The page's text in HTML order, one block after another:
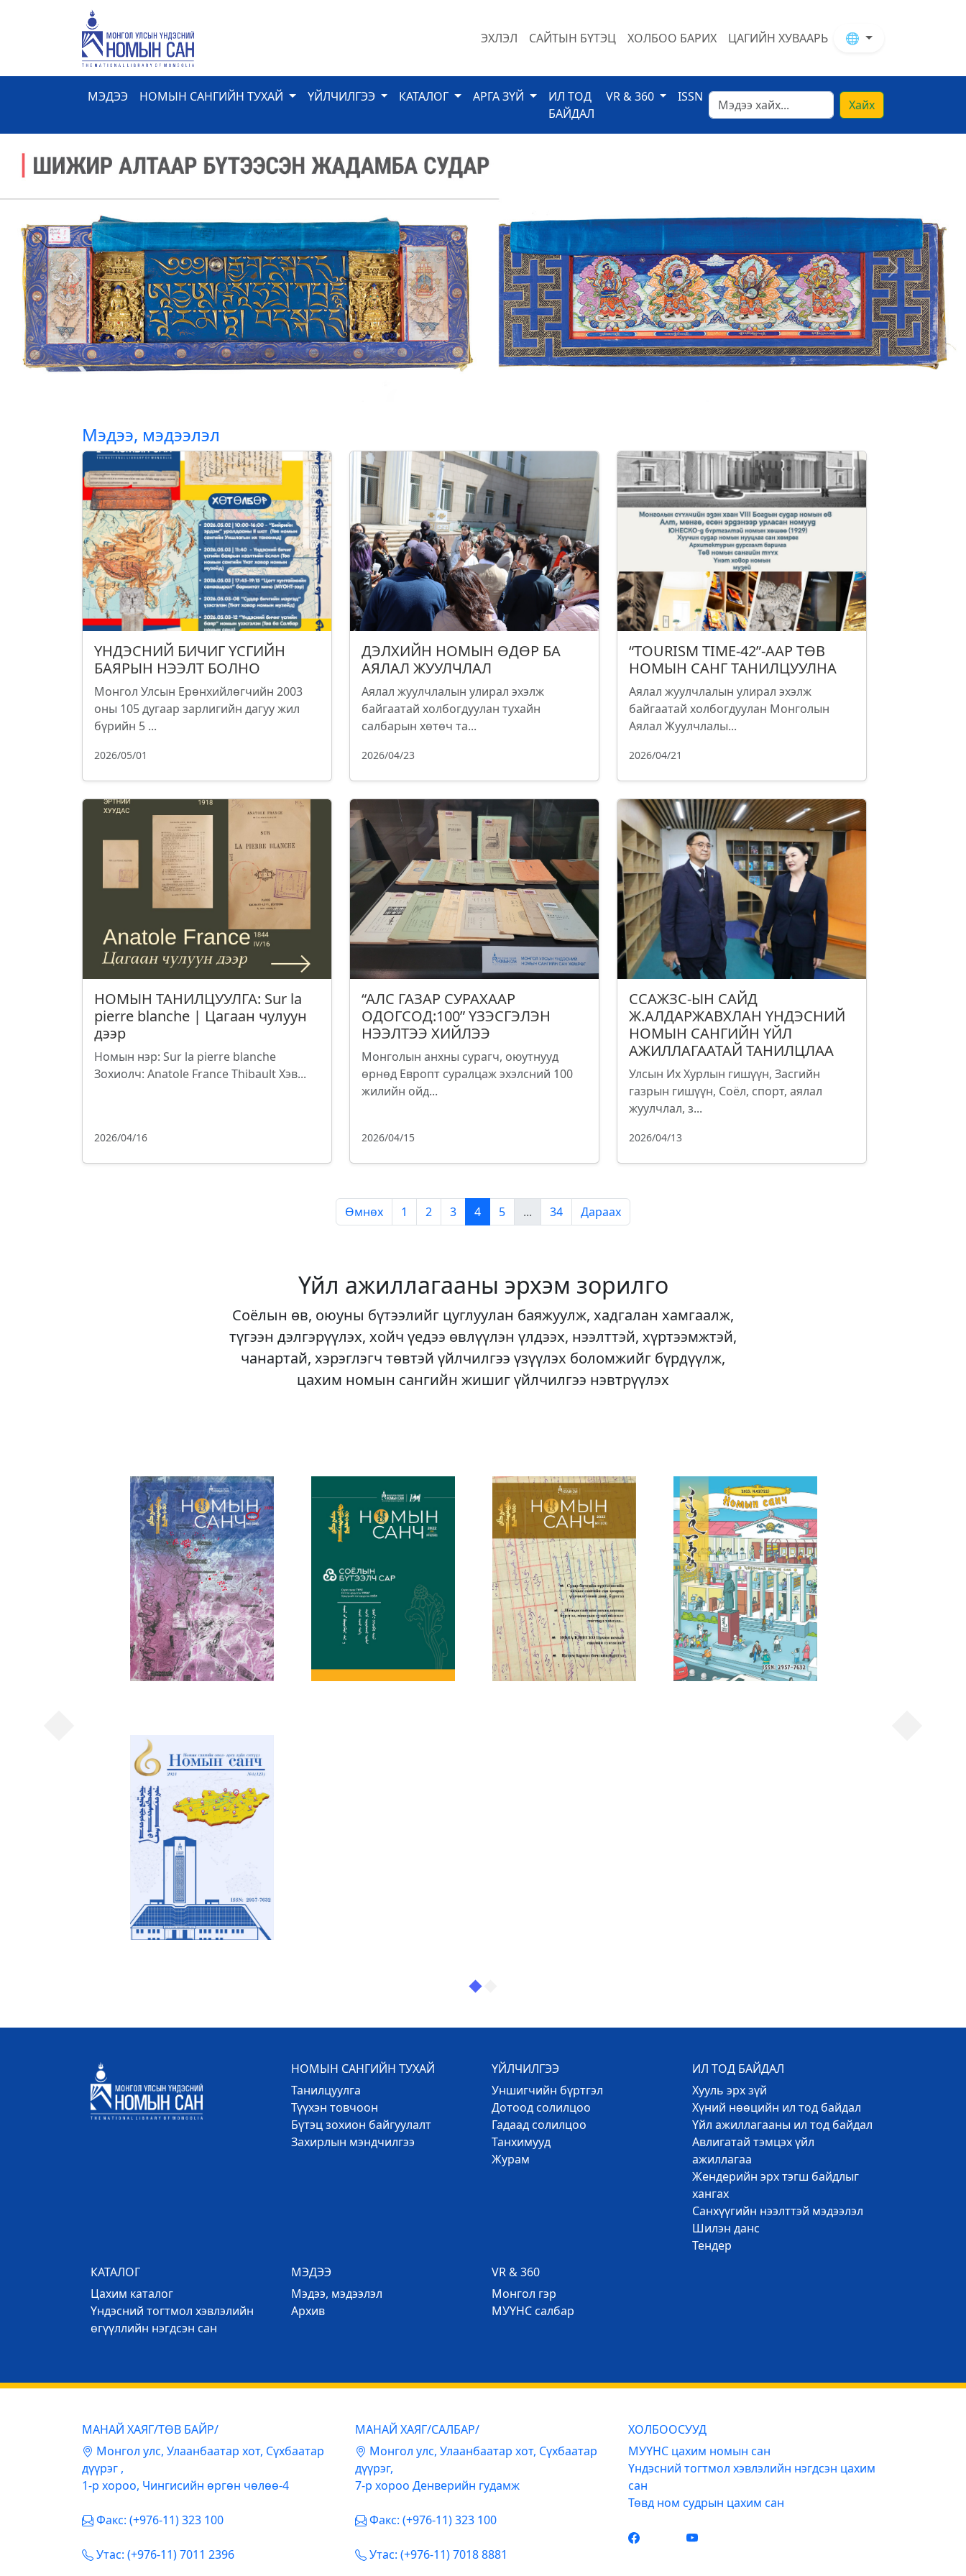
ЭХЛЭЛ САЙТЫН БҮТЭЦ ХОЛБОО БАРИХ ЦАГИЙН ХУВААРЬ 🌐
МЭДЭЭ НОМЫН САНГИЙН ТУХАЙ ҮЙЛЧИЛГЭЭ КАТАЛОГ АРГА ЗҮЙ
ИЛ ТОД
БАЙДАЛ
VR & 360 ISSN
Хайх
Previous Next
Мэдээ, мэдээлэл
ҮНДЭСНИЙ БИЧИГ ҮСГИЙН
БАЯРЫН НЭЭЛТ БОЛНО
Монгол Улсын Ерөнхийлөгчийн 2003
оны 105 дугаар зарлигийн дагуу жил
бүрийн 5 ...
2026/05/01
ДЭЛХИЙН НОМЫН ӨДӨР БА
АЯЛАЛ ЖУУЛЧЛАЛ
Аялал жуулчлалын улирал эхэлж
байгаатай холбогдуулан тухайн
салбарын хөтөч та...
2026/04/23
“TOURISM TIME-42”-ААР ТӨВ
НОМЫН САНГ ТАНИЛЦУУЛНА
Аялал жуулчлалын улирал эхэлж
байгаатай холбогдуулан Монголын
Аялал Жуулчлалы...
2026/04/21
НОМЫН ТАНИЛЦУУЛГА: Sur la
pierre blanche | Цагаан чулуун
дээр
Номын нэр: Sur la pierre blanche
Зохиолч: Anatole France Thibault Хэв...
2026/04/16
“АЛС ГАЗАР СУРАХААР
ОДОГСОД:100” ҮЗЭСГЭЛЭН
НЭЭЛТЭЭ ХИЙЛЭЭ
Монголын анхны сурагч, оюутнууд
өрнөд Европт суралцаж эхэлсний 100
жилийн ойд...
2026/04/15
ССАЖЗС-ЫН САЙД
Ж.АЛДАРЖАВХЛАН ҮНДЭСНИЙ
НОМЫН САНГИЙН ҮЙЛ
АЖИЛЛАГААТАЙ ТАНИЛЦЛАА
Улсын Их Хурлын гишүүн, Засгийн
газрын гишүүн, Соёл, спорт, аялал
жуулчлал, з...
2026/04/13
Өмнөх 1 2 3 4 5 ... 34 Дараах
Үйл ажиллагааны эрхэм зорилго
Соёлын өв, оюуны бүтээлийг цуглуулан баяжуулж, хадгалан хамгаалж,
түгээн дэлгэрүүлэх, хойч үедээ өвлүүлэн үлдээх, нээлттэй, хүртээмжтэй,
чанартай, хэрэглэгч төвтэй үйлчилгээ үзүүлэх боломжийг бүрдүүлж,
цахим номын сангийн жишиг үйлчилгээ нэвтрүүлэх
НОМЫН САНГИЙН ТУХАЙ
Танилцуулга
Түүхэн товчоон
Бүтэц зохион байгуулалт
Захирлын мэндчилгээ
ҮЙЛЧИЛГЭЭ
Уншигчийн бүртгэл
Дотоод солилцоо
Гадаад солилцоо
Танхимууд
Журам
ИЛ ТОД БАЙДАЛ
Хууль эрх зүй
Хүний нөөцийн ил тод байдал
Үйл ажиллагааны ил тод байдал
Авлигатай тэмцэх үйл
ажиллагаа
Жендерийн эрх тэгш байдлыг
хангах
Санхүүгийн нээлттэй мэдээлэл
Шилэн данс
Тендер
КАТАЛОГ
Цахим каталог
Үндэсний тогтмол хэвлэлийн
өгүүллийн нэгдсэн сан
МЭДЭЭ
Mэдээ, мэдээлэл
Архив
VR & 360
Mонгол гэр
МУҮНС салбар
МАНАЙ ХАЯГ/ТӨВ БАЙР/
Mонгол улс, Улаанбаатар хот, Сүхбаатар
дүүрэг ,
1-р хороо, Чингисийн өргөн чөлөө-4
Факс: (+976-11) 323 100
Утас: (+976-11) 7011 2396
МАНАЙ ХАЯГ/САЛБАР/
Mонгол улс, Улаанбаатар хот, Сүхбаатар
дүүрэг,
7-р хороо Денверийн гудамж
Факс: (+976-11) 323 100
Утас: (+976-11) 7018 8881
ХОЛБООСУУД
МУҮНС цахим номын сан
Үндэсний тогтмол хэвлэлийн нэгдсэн цахим
сан
Төвд ном судрын цахим сан